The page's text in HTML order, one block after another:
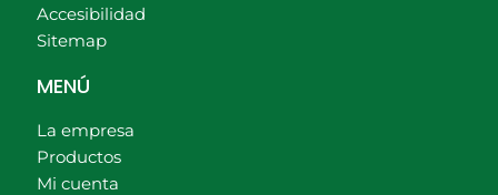
Accesibilidad
Sitemap
MENÚ
La empresa
Productos
Mi cuenta